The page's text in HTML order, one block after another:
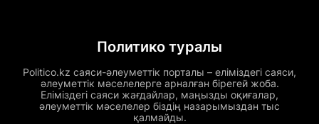
Политико туралы
Politico.kz саяси-әлеуметтік порталы – еліміздегі саяси,
әлеуметтік мәселелерге арналған бірегей жоба.
Еліміздегі саяси жағдайлар, маңызды оқиғалар,
әлеуметтік мәселелер біздің назарымыздан тыс
қалмайды.